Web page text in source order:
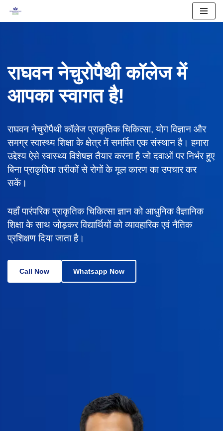
राघवन नेचुरोपैथी कॉलेज में
आपका स्वागत है!
राघवन नेचुरोपैथी कॉलेज प्राकृतिक चिकित्सा, योग विज्ञान और
समग्र स्वास्थ्य शिक्षा के क्षेत्र में समर्पित एक संस्थान है। हमारा
उद्देश्य ऐसे स्वास्थ्य विशेषज्ञ तैयार करना है जो दवाओं पर निर्भर हुए
बिना प्राकृतिक तरीकों से रोगों के मूल कारण का उपचार कर
सकें।
यहाँ पारंपरिक प्राकृतिक चिकित्सा ज्ञान को आधुनिक वैज्ञानिक
शिक्षा के साथ जोड़कर विद्यार्थियों को व्यावहारिक एवं नैतिक
प्रशिक्षण दिया जाता है।
Call Now Whatsapp Now